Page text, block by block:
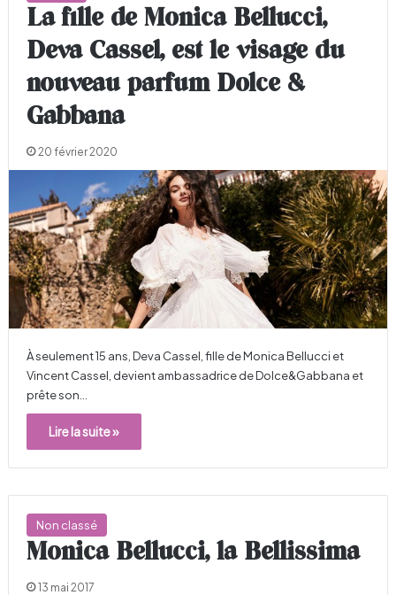
La fille de Monica Bellucci,
Deva Cassel, est le visage du
nouveau parfum Dolce &
Gabbana
20 février 2020
À seulement 15 ans, Deva Cassel, fille de Monica Bellucci et
Vincent Cassel, devient ambassadrice de Dolce&Gabbana et
prête son…
Lire la suite »
Non classé
Monica Bellucci, la Bellissima
13 mai 2017